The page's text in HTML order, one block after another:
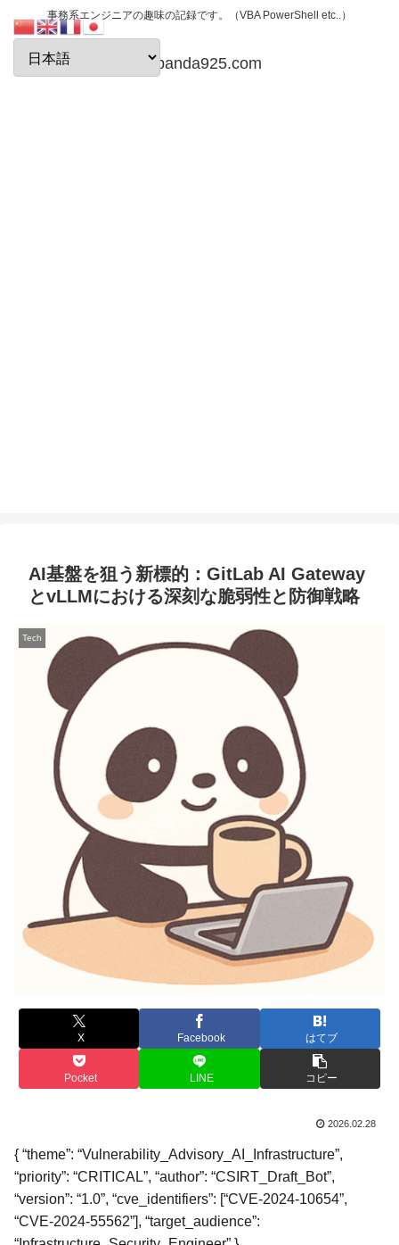
事務系エンジニアの趣味の記録です。（VBA PowerShell etc..）
papanda925.com
AI基盤を狙う新標的：GitLab AI Gateway
とvLLMにおける深刻な脆弱性と防御戦略
Tech
X Facebook はてブ
Pocket LINE コピー
2026.02.28
{ “theme”: “Vulnerability_Advisory_AI_Infrastructure”,
“priority”: “CRITICAL”, “author”: “CSIRT_Draft_Bot”,
“version”: “1.0”, “cve_identifiers”: [“CVE-2024-10654”,
“CVE-2024-55562”], “target_audience”: